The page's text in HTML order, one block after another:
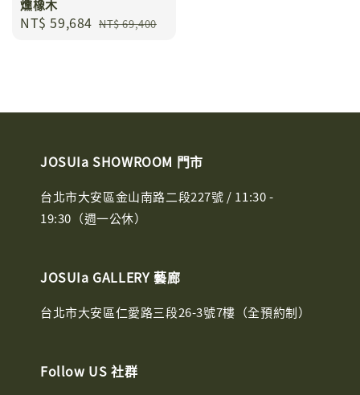
燻橡木
Sale
NT$ 59,684 Regular
NT$ 69,400
JOSUIa SHOWROOM 門市
台北市大安區金山南路二段227號 / 11:30 -
19:30（週一公休）
JOSUIa GALLERY 藝廊
台北市大安區仁愛路三段26-3號7樓（全預約制）
Follow US 社群